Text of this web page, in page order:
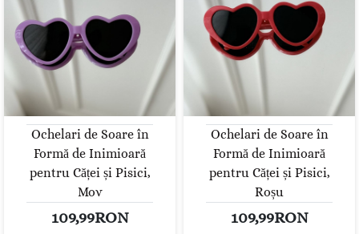
Ochelari de Soare în
Formă de Inimioară
pentru Căței și Pisici,
Mov
109,99RON
Ochelari de Soare în
Formă de Inimioară
pentru Căței și Pisici,
Roșu
109,99RON